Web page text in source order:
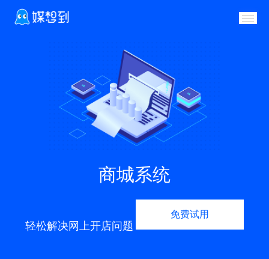
商城系统
轻松解决网上开店问题
免费试用